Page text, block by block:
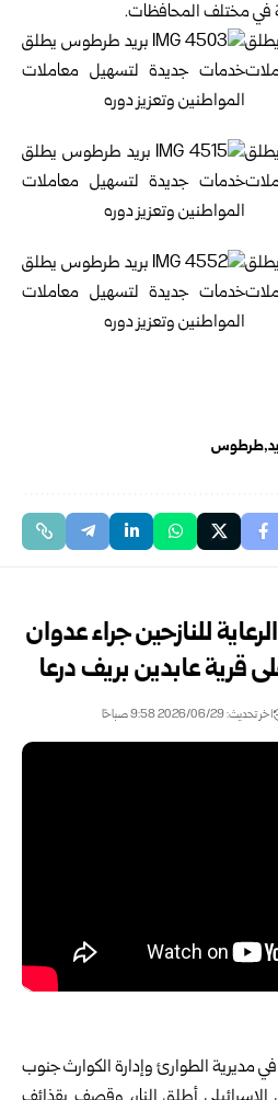
في مختلف المحافظات.
طرطوس
للنازحين جراء عدوان
قرية عابدين بريف درعا
اخر تحديث: 2026/06/29 9:58 صباحًا
مديرية الطوارئ وإدارة الكوارثجنوب